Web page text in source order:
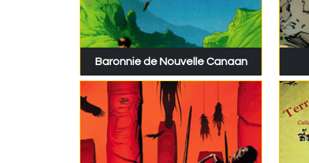
Baronnie de Nouvelle Canaan